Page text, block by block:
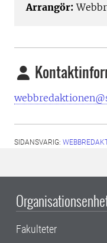
Arrangör:
SIDANSVARIG:
Fakulteter